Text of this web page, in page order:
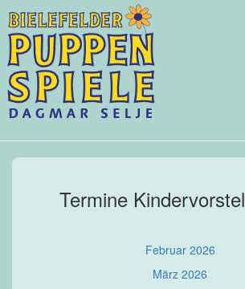
Termine
Februar 2026
März 2026